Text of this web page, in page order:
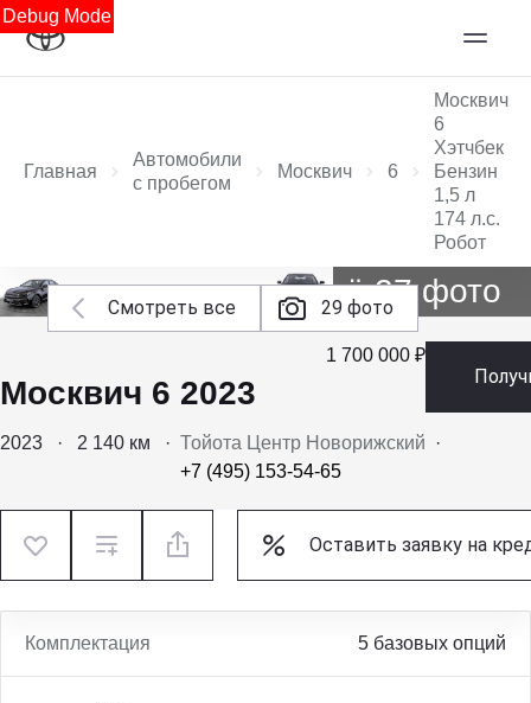
Debug Mode
Главная
Автомобили
с пробегом
Москвич 6
Москвич
6
Хэтчбек
Бензин
1,5 л
174 л.с.
Робот
Смотреть все 29 фото
Ещё 27 фото
Москвич 6 2023
1 700 000 ₽
2023 · 2 140 км · Тойота Центр Новорижский ·
+7 (495) 153-54-65
Оставить заявку на
Комплектация 5 базовых опций